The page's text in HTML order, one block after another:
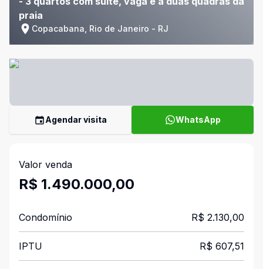
praia
Copacabana, Rio de Janeiro - RJ
Agendar visita WhatsApp
Valor venda
R$ 1.490.000,00
Condomínio R$ 2.130,00
IPTU R$ 607,51